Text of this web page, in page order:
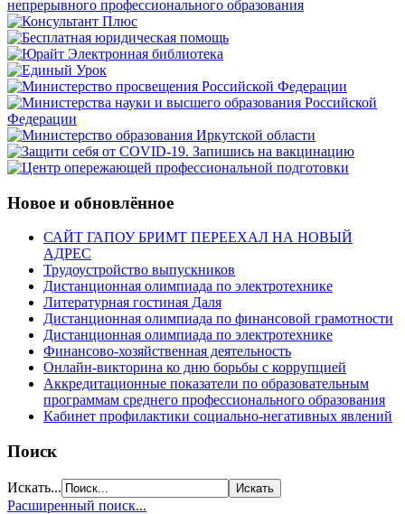
Новое и обновлённое
САЙТ ГАПОУ БРИМТ ПЕРЕЕХАЛ НА НОВЫЙ
АДРЕС
Трудоустройство выпускников
Дистанционная олимпиада по электротехнике
Литературная гостиная Даля
Дистанционная олимпиада по финансовой грамотности
Дистанционная олимпиада по электротехнике
Финансово-хозяйственная деятельность
Онлайн-викторина ко дню борьбы с коррупцией
Аккредитационные показатели по образовательным
программам среднего профессионального образования
Кабинет профилактики социально-негативных явлений
Поиск
Искать...
Расширенный поиск...